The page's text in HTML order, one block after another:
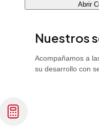
Abrir
Nuestros
Acompañamos a
su desarrollo con